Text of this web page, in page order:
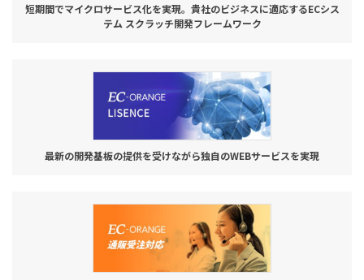
短期間でマイクロサービス化を実現。貴社のビジネスに適応するECシス
テム スクラッチ開発フレームワーク
最新の開発基板の提供を受けながら独自のWEBサービスを実現